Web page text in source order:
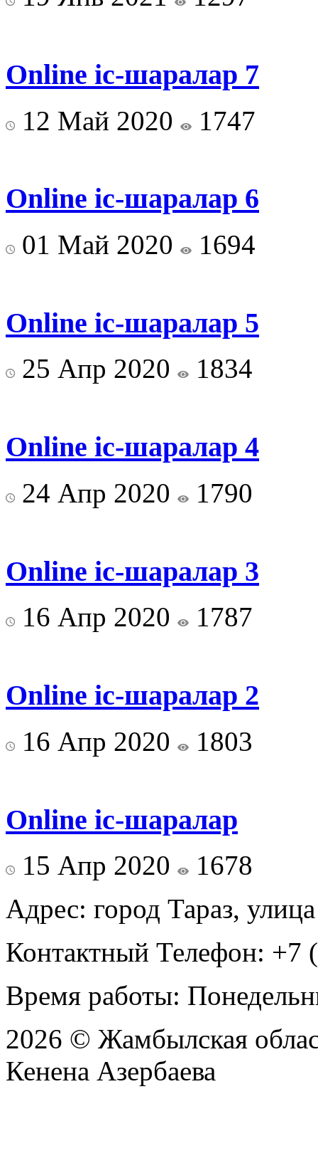
Online іс-шаралар 7
12 Май 2020 1747
Online іс-шаралар 6
01 Май 2020 1694
Online іс-шаралар 5
25 Апр 2020 1834
Online іс-шаралар 4
24 Апр 2020 1790
Online іс-шаралар 3
16 Апр 2020 1787
Online іс-шаралар 2
16 Апр 2020 1803
Online іс-шаралар
15 Апр 2020
1678
Адрес: город Тараз,
Контактный Телефон: +7
Время работы:
2026 © Жамбылская
Кенена Азербаева